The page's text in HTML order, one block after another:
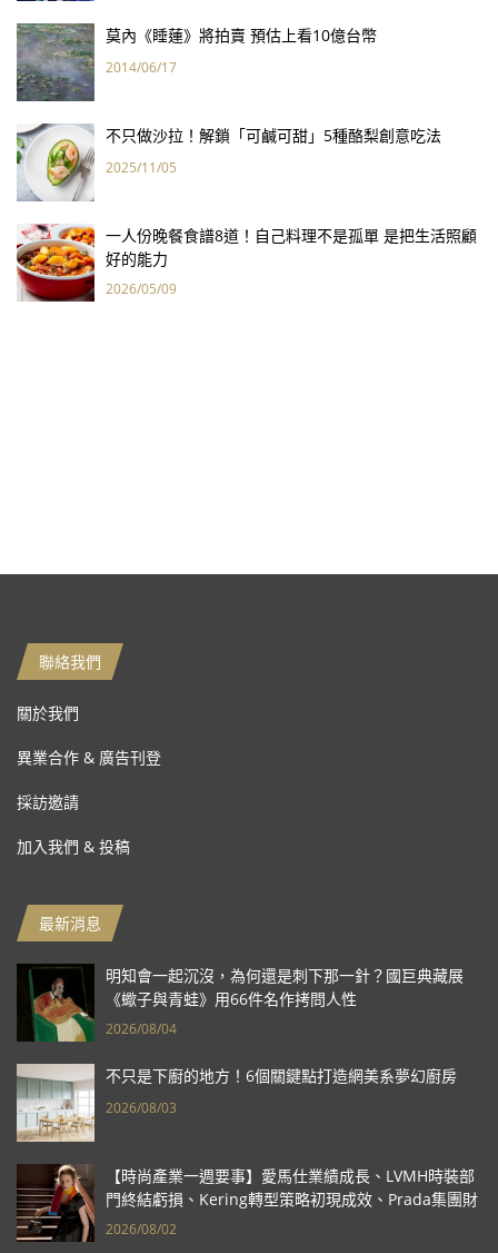
莫內《睡蓮》將拍賣 預估上看10億台幣
2014/06/17
不只做沙拉！解鎖「可鹹可甜」5種酪梨創意吃法
2025/11/05
一人份晚餐食譜8道！自己料理不是孤單 是把生活照顧
好的能力
2026/05/09
聯絡我們
關於我們
異業合作 & 廣告刊登
採訪邀請
加入我們 & 投稿
最新消息
明知會一起沉沒，為何還是刺下那一針？國巨典藏展
《蠍子與青蛙》用66件名作拷問人性
2026/08/04
不只是下廚的地方！6個關鍵點打造網美系夢幻廚房
2026/08/03
【時尚產業一週要事】愛馬仕業績成長、LVMH時裝部
門終結虧損、Kering轉型策略初現成效、Prada集團財
報亮眼
2026/08/02